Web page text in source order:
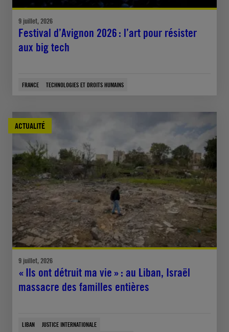
9 juillet, 2026
Festival d’Avignon 2026 : l’art pour résister
aux big tech
FRANCE TECHNOLOGIES ET DROITS HUMAINS
ACTUALITÉ
9 juillet, 2026
« Ils ont détruit ma vie » : au Liban, Israël
massacre des familles entières
LIBAN
JUSTICE INTERNATIONALE